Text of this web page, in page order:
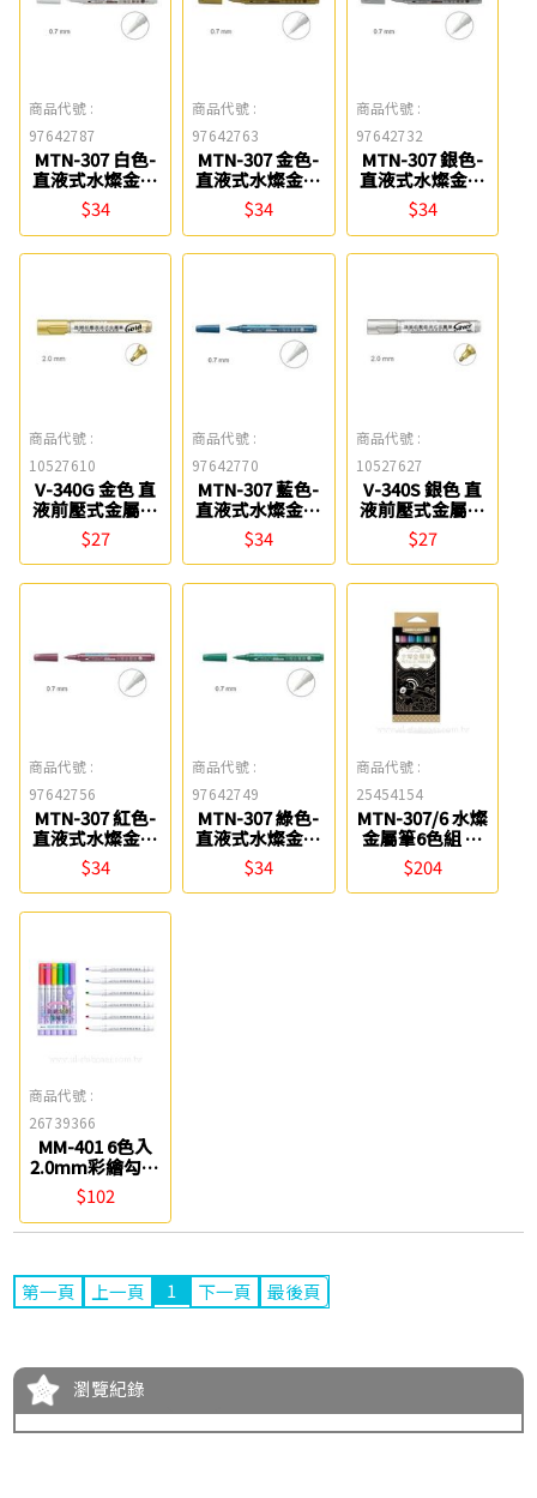
商品代號 :
97642787
MTN-307 白色-
直液式水燦金屬
筆(小) 雄獅
$34
商品代號 :
97642763
MTN-307 金色-
直液式水燦金屬
筆(小) 雄獅
$34
商品代號 :
97642732
MTN-307 銀色-
直液式水燦金屬
筆(小) 雄獅
$34
商品代號 :
10527610
V-340G 金色 直
液前壓式金屬筆
雄獅
$27
商品代號 :
97642770
MTN-307 藍色-
直液式水燦金屬
筆(小) 雄獅
$34
商品代號 :
10527627
V-340S 銀色 直
液前壓式金屬筆
雄獅
$27
商品代號 :
97642756
MTN-307 紅色-
直液式水燦金屬
筆(小) 雄獅
$34
商品代號 :
97642749
MTN-307 綠色-
直液式水燦金屬
筆(小) 雄獅
$34
商品代號 :
25454154
MTN-307/6 水燦
金屬筆6色組 雄
獅
$204
商品代號 :
26739366
MM-401 6色入
2.0mm彩繪勾邊
金屬筆 雄獅
$102
第一頁 上一頁 1 下一頁 最後頁
瀏覽紀錄